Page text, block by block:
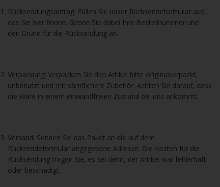
Rücksendungsantrag: Füllen Sie unser Rücksendeformular aus,
das Sie hier finden. Geben Sie dabei Ihre Bestellnummer und
den Grund für die Rücksendung an.
Verpackung: Verpacken Sie den Artikel bitte originalverpackt,
unbenutzt und mit sämtlichem Zubehör. Achten Sie darauf, dass
die Ware in einem einwandfreien Zustand bei uns ankommt.
Versand: Senden Sie das Paket an die auf dem
Rücksendeformular angegebene Adresse. Die Kosten für die
Rücksendung tragen Sie, es sei denn, der Artikel war fehlerhaft
oder beschädigt.